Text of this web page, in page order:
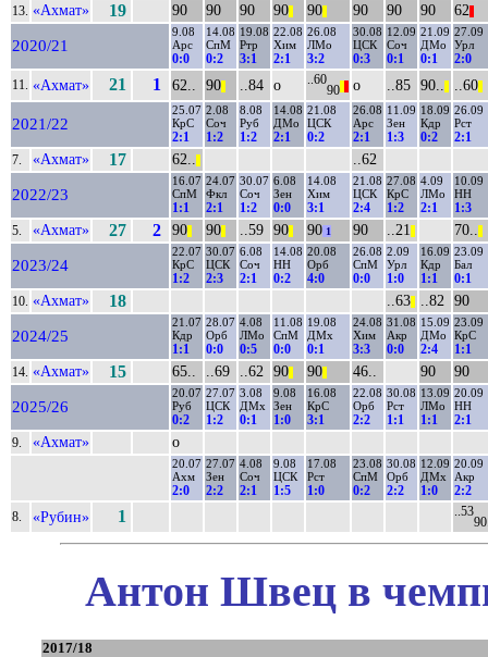
13. «Ахмат» 19 90 90 90 90 90 90 90 90 62
2020/21
9.08
Арс
0:0
14.08
СпМ
0:2
19.08
Ртр
3:1
22.08
Хим
2:1
26.08
ЛМо
3:2
30.08
ЦСК
0:3
12.09
Соч
0:1
21.09
ДМо
0:1
27.09
Урл
2:0
11. «Ахмат» 21 1 62.. 90 ..84 о ..60
90 о ..85 90.. ..60
2021/22
25.07
КрС
2:1
2.08
Соч
1:2
8.08
Руб
1:2
14.08
ДМо
2:1
21.08
ЦСК
0:2
26.08
Арс
2:1
11.09
Зен
1:3
18.09
Кдр
0:2
26.09
Рст
2:1
7. «Ахмат» 17 62.. ..62
2022/23
16.07
СпМ
1:1
24.07
Фкл
2:1
30.07
Соч
1:2
6.08
Зен
0:0
14.08
Хим
3:1
21.08
ЦСК
2:4
27.08
КрС
1:2
4.09
ЛМо
2:1
10.09
НН
1:3
5. «Ахмат» 27 2 90 90 ..59 90 90 1 90 ..21 70..
2023/24
22.07
КрС
1:2
30.07
ЦСК
2:3
6.08
Соч
2:1
14.08
НН
0:2
20.08
Орб
4:0
26.08
СпМ
0:0
2.09
Урл
1:0
16.09
Кдр
1:1
23.09
Бал
0:1
10. «Ахмат» 18 ..63 ..82 90
2024/25
21.07
Кдр
1:1
28.07
Орб
0:0
4.08
ЛМо
0:5
11.08
СпМ
0:0
19.08
ДМх
0:1
24.08
Хим
3:3
31.08
Акр
0:0
15.09
ДМо
2:4
23.09
КрС
1:1
14. «Ахмат» 15 65.. ..69 ..62 90 90 46.. 90 90
2025/26
20.07
Руб
0:2
27.07
ЦСК
1:2
3.08
ДМх
0:1
9.08
Зен
1:0
16.08
КрС
3:1
22.08
Орб
2:2
30.08
Рст
1:1
13.09
ЛМо
1:1
20.09
НН
2:1
9. «Ахмат» о
20.07
Ахм
2:0
27.07
Зен
2:2
4.08
Соч
2:1
9.08
ЦСК
1:5
17.08
Рст
1:0
23.08
СпМ
0:2
30.08
Орб
2:2
12.09
ДМх
1:0
20.09
Акр
2:2
8. «Рубин» 1 ..53
Антон Швец в
2017/18